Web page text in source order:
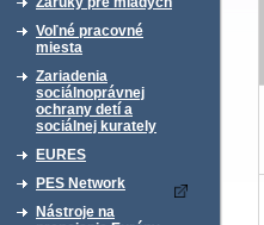
Voľné pracovné
miesta
Zariadenia
sociálnoprávnej
ochrany detí a
sociálnej kurately
EURES
PES Network
Nástroje na